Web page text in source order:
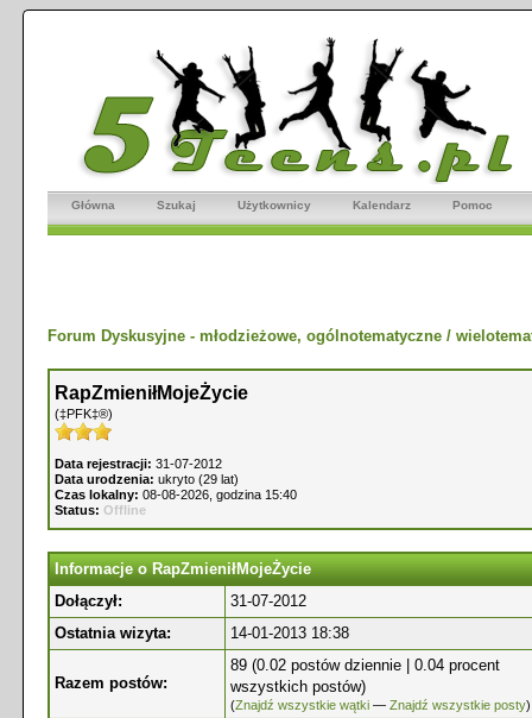
Główna Szukaj Użytkownicy Kalendarz Pomoc
Forum Dyskusyjne - młodzieżowe, ogólnotematyczne /
RapZmieniłMojeŻycie
(‡PFK‡®)
Data rejestracji: 31-07-2012
Data urodzenia: ukryto (29 lat)
Czas lokalny: 08-08-2026, godzina 15:40
Status: Offline
Informacje o RapZmieniłMojeŻycie
Dołączył:
31-07-2012
Ostatnia wizyta:
14-01-2013 18:38
Razem postów:
89 (0.02 postów dziennie | 0.04 procent
wszystkich postów)
(Znajdź wszystkie wątki — Znajdź wszystkie posty)